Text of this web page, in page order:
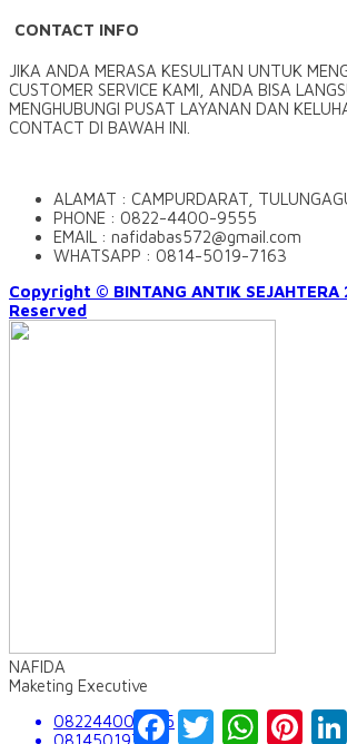
CONTACT INFO
JIKA ANDA MERASA KESULITAN UNTUK
CUSTOMER SERVICE KAMI, ANDA BISA
MENGHUBUNGI PUSAT LAYANAN DAN
CONTACT DI BAWAH INI.
ALAMAT : CAMPURDARAT,
PHONE : 0822-4400-9555
EMAIL : nafidabas572@gmail.com
WHATSAPP : 0814-5019-7163
Copyright © BINTANG ANTIK
Reserved
NAFIDA
Maketing Executive
082244009555
081450197163
FacebookTwitterWhatsApp